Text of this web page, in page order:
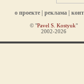
о проекте реклама
© "Pavel S. Kostyuk"
2002-2026